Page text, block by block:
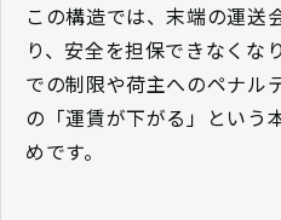
この構造では、末端の運送
り、安全を担保できなくな
での制限や荷主へのペナル
の「運賃が下がる」という
めです。